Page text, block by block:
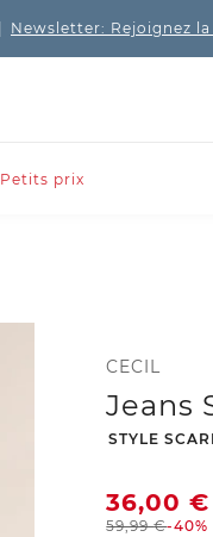
Newsletter: Rejoignez
Petits prix
CECIL
Jeans
-
STYLE
36,00€
59,99€-40%